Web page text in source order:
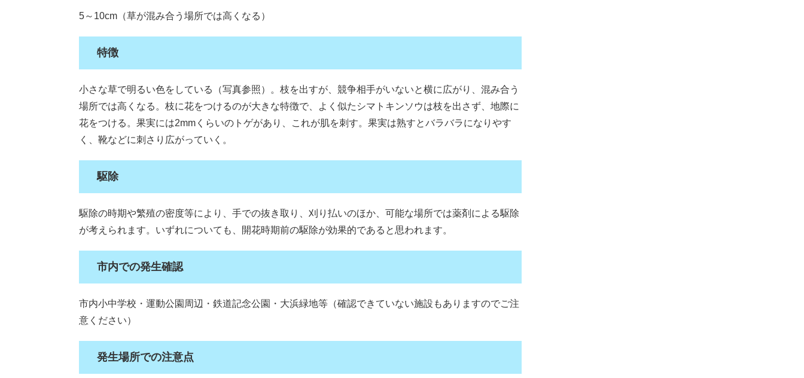
5～10cm（草が混み合う場所では高くなる）
特徴
小さな草で明るい色をしている（写真参照）。枝を出すが、競争相手がいないと横に広がり、混み合う
場所では高くなる。枝に花をつけるのが大きな特徴で、よく似たシマトキンソウは枝を出さず、地際に
花をつける。果実には2mmくらいのトゲがあり、これが肌を刺す。果実は熟すとバラバラになりやす
く、靴などに刺さり広がっていく。
駆除
駆除の時期や繁殖の密度等により、手での抜き取り、刈り払いのほか、可能な場所では薬剤による駆除
が考えられます。いずれについても、開花時期前の駆除が効果的であると思われます。
市内での発生確認
市内小中学校・運動公園周辺・鉄道記念公園・大浜緑地等（確認できていない施設もありますのでご注
意ください）
発生場所での注意点